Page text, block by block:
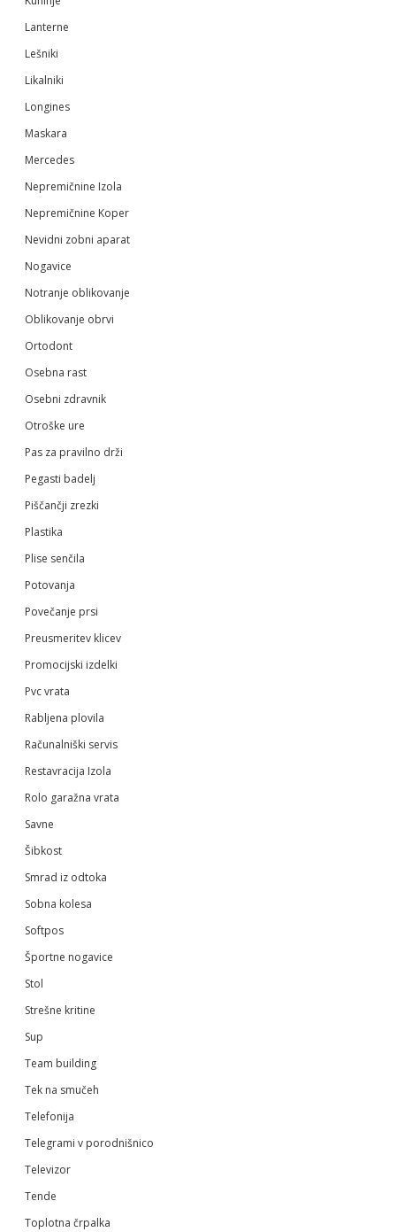
Lanterne
Lešniki
Likalniki
Longines
Maskara
Mercedes
Nepremičnine Izola
Nepremičnine Koper
Nevidni zobni aparat
Nogavice
Notranje oblikovanje
Oblikovanje obrvi
Ortodont
Osebna rast
Osebni zdravnik
Otroške ure
Pas za pravilno drži
Pegasti badelj
Piščančji zrezki
Plastika
Plise senčila
Potovanja
Povečanje prsi
Preusmeritev klicev
Promocijski izdelki
Pvc vrata
Rabljena plovila
Računalniški servis
Restavracija Izola
Rolo garažna vrata
Savne
Šibkost
Smrad iz odtoka
Sobna kolesa
Softpos
Športne nogavice
Stol
Strešne kritine
Sup
Team building
Tek na smučeh
Telefonija
Telegrami v porodnišnico
Televizor
Tende
Toplotna črpalka